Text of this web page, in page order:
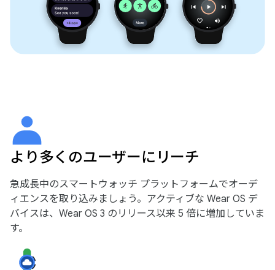
より多くのユーザーにリーチ
急成長中のスマートウォッチ プラットフォームでオーデ
ィエンスを取り込みましょう。アクティブな Wear OS デ
バイスは、Wear OS 3 のリリース以来 5 倍に増加していま
す。